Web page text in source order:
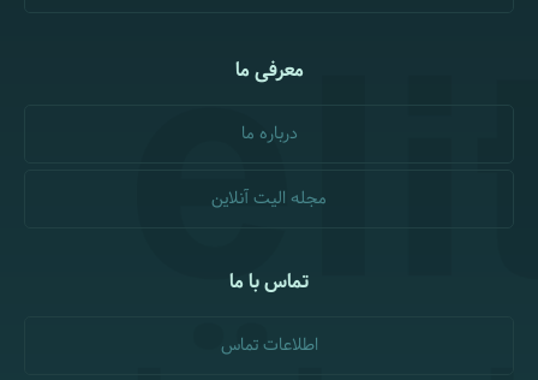
معرفی ما
درباره ما
مجله الیت آنلاین
تماس با ما
اطلاعات تماس